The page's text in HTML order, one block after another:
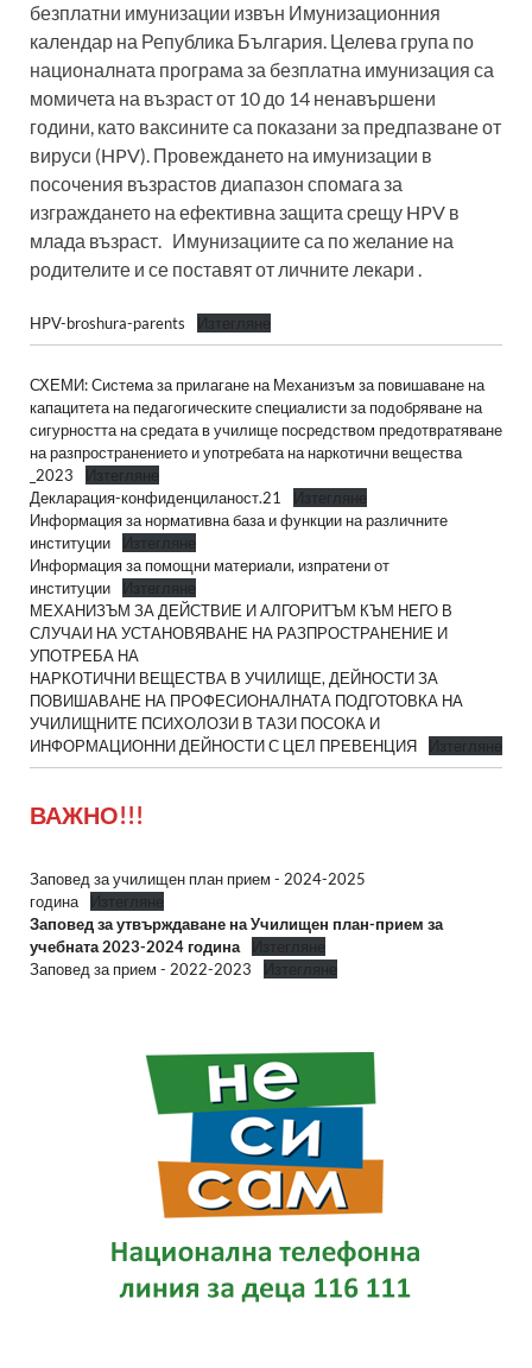
безплатни имунизации извън Имунизационния
календар на Република България. Целева група по
националната програма за безплатна имунизация са
момичета на възраст от 10 до 14 ненавършени
години, като ваксините са показани за предпазване от
вируси (HPV). Провеждането на имунизации в
посочения възрастов диапазон спомага за
изграждането на ефективна защита срещу HPV в
млада възраст. Имунизациите са по желание на
родителите и се поставят от личните лекари .
HPV-broshura-parents Изтегляне
СХЕМИ: Система за прилагане на Механизъм за повишаване на
капацитета на педагогическите специалисти за подобряване на
сигурността на средата в училище посредством предотвратяване
на разпространението и употребата на наркотични вещества
_2023
Изтегляне
Декларация-конфиденциланост.21
Изтегляне
Информация за нормативна база и функции на различните
институции
Изтегляне
Информация за помощни материали, изпратени от
институции
Изтегляне
МЕХАНИЗЪМ ЗА ДЕЙСТВИЕ И АЛГОРИТЪМ КЪМ НЕГО В
СЛУЧАИ НА УСТАНОВЯВАНЕ НА РАЗПРОСТРАНЕНИЕ И
УПОТРЕБА НА
НАРКОТИЧНИ ВЕЩЕСТВА В УЧИЛИЩЕ, ДЕЙНОСТИ ЗА
ПОВИШАВАНЕ НА ПРОФЕСИОНАЛНАТА ПОДГОТОВКА НА
УЧИЛИЩНИТЕ ПСИХОЛОЗИ В ТАЗИ ПОСОКА И
ИНФОРМАЦИОННИ ДЕЙНОСТИ С ЦЕЛ ПРЕВЕНЦИЯ
Изтегляне
ВАЖНО!!!
Заповед за училищен план прием - 2024-2025
година
Изтегляне
Заповед за утвърждаване на Училищен план-прием за
учебната 2023-2024 година
Изтегляне
Заповед за прием - 2022-2023
Изтегляне